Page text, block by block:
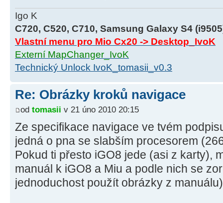
Igo K
C720, C520, C710, Samsung Galaxy S4
Vlastní menu pro Mio Cx20 -> Desktop_IvoK
Externí MapChanger_IvoK
Technický Unlock IvoK_tomasii_v0.3
Re: Obrázky kroků navigace
od tomasii v 21 úno 2010 20:15
Ze specifikace navigace ve tvém
jedná o pna se slabším procesorem
Pokud ti přesto iGO8 jede (asi z karty),
manuál k iGO8 a Miu a podle nich se
jednoduchost použít obrázky z